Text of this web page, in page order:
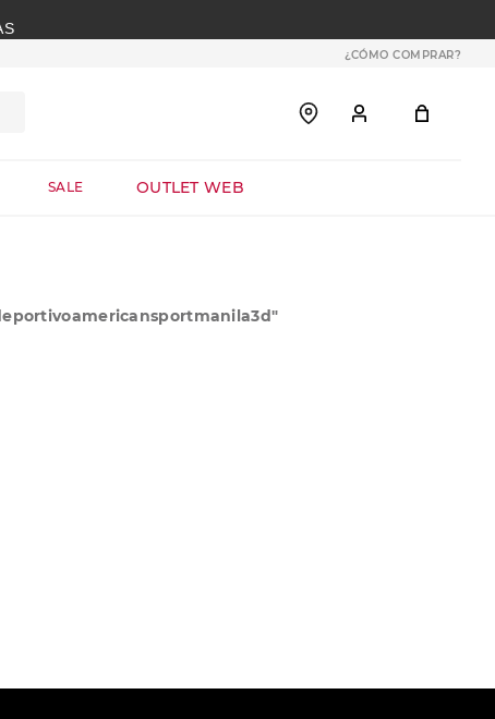
¿CÓMO COMPRAR?
SALE OUTLET WEB
"